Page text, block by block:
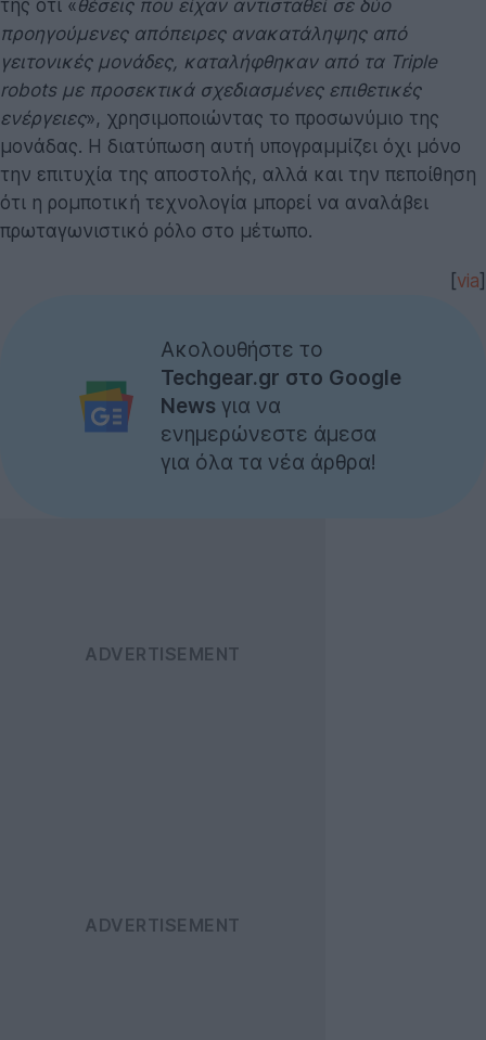
της ότι «θέσεις που είχαν αντισταθεί σε δύο
προηγούμενες απόπειρες ανακατάληψης από
γειτονικές μονάδες, καταλήφθηκαν από τα Triple
robots με προσεκτικά σχεδιασμένες επιθετικές
ενέργειες», χρησιμοποιώντας το προσωνύμιο της
μονάδας. Η διατύπωση αυτή υπογραμμίζει όχι μόνο
την επιτυχία της αποστολής, αλλά και την πεποίθηση
ότι η ρομποτική τεχνολογία μπορεί να αναλάβει
πρωταγωνιστικό ρόλο στο μέτωπο.
[via]
Ακολουθήστε το
Techgear.gr στο Google
News για να
ενημερώνεστε άμεσα
για όλα τα νέα άρθρα!